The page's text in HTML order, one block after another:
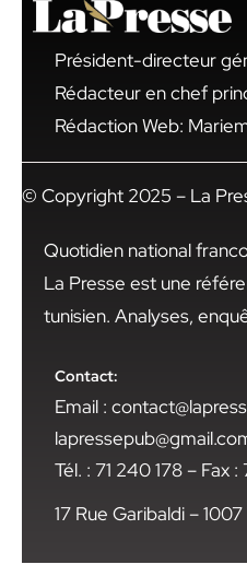
Président-directeur
Rédacteur en chef
Rédaction Web:
© Copyright 2025 – La
Quotidien national
La Presse est une
tunisien. Analyses,
Contact:
Email :
Tél. : 71 240 178 – Fax
17 Rue Garibaldi – 1007